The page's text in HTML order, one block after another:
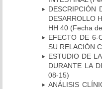
DESCRIPCIÓN
DESARROLLO
HH 40 (Fecha
EFECTO DE 6-
SU RELACIÓN
ESTUDIO DE
DURANTE LA
08-15)
ANÁLISIS